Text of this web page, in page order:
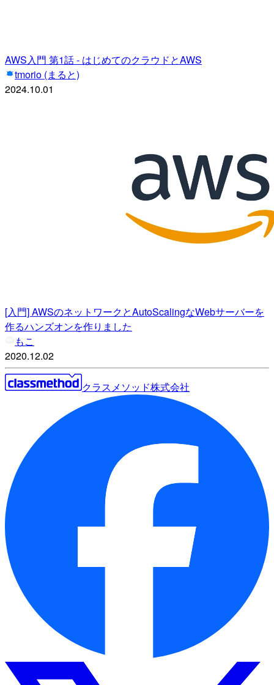
AWS入門 第1話 - はじめてのクラウドとAWS
tmorio (まると)
2024.10.01
[入門] AWSのネットワークとAutoScalingなWebサーバーを
作るハンズオンを作りました
もこ
2020.12.02
クラスメソッド株式会社